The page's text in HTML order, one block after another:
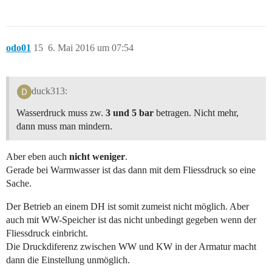
odo01 6. Mai 2016 um 07:54
15
duck313:
Wasserdruck muss zw. 3 und 5 bar betragen. Nicht mehr,
dann muss man mindern.
Aber eben auch nicht weniger.
Gerade bei Warmwasser ist das dann mit dem Fliessdruck so eine
Sache.
Der Betrieb an einem DH ist somit zumeist nicht möglich. Aber
auch mit WW-Speicher ist das nicht unbedingt gegeben wenn der
Fliessdruck einbricht.
Die Druckdiferenz zwischen WW und KW in der Armatur macht
dann die Einstellung unmöglich.